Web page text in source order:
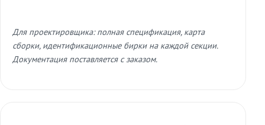
Для проектировщика: полная спецификация, карта
сборки, идентификационные бирки на каждой секции.
Документация поставляется с заказом.